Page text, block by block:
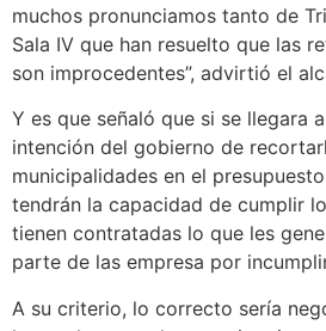
muchos pronunciamos tanto de
Sala IV que han resuelto que las
son improcedentes”, advirtió el
Y es que señaló que si se llegara
intención del gobierno de
municipalidades en el
tendrán la capacidad de cumplir
tienen contratadas lo que les
parte de las empresa por
A su criterio, lo correcto sería